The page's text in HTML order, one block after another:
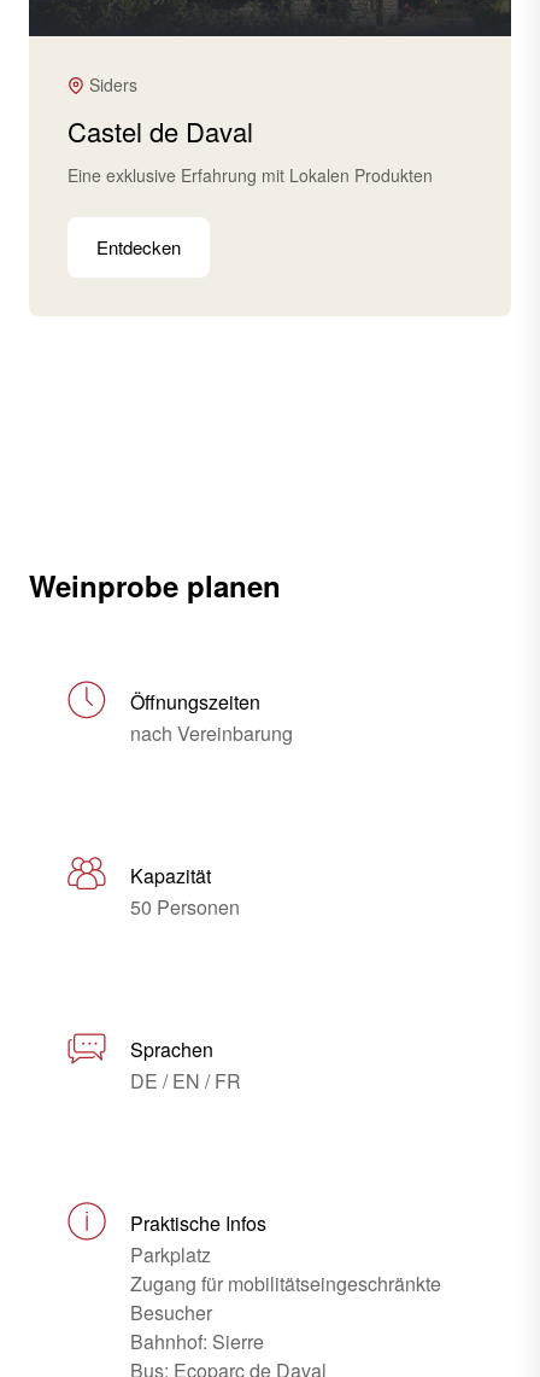
Siders
Castel de Daval
Eine exklusive Erfahrung mit Lokalen Produkten
Entdecken
Weinprobe planen
Öffnungszeiten
nach Vereinbarung
Kapazität
50 Personen
Sprachen
DE / EN / FR
Praktische Infos
Parkplatz
Zugang für mobilitätseingeschränkte
Besucher
Bahnhof: Sierre
Bus: Ecoparc de Daval